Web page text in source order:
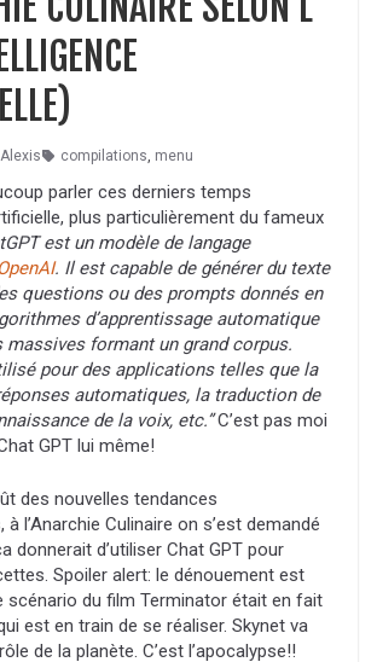
Alexis compilations, menu
parler ces derniers temps
plus particulièrement du fameux
est un modèle de langage
OpenAI. Il est capable de générer du texte
questions ou des prompts donnés en
d’apprentissage automatique
massives formant un grand corpus.
pour des applications telles que la
automatiques, la traduction de
de la voix, etc.”C’est pas moi
GPT lui même!
des nouvelles tendances
l’Anarchie Culinaire on s’est demandé
donnerait d’utiliser Chat GPT pour
Spoiler alert: le dénouement est
scénario du film Terminator était en fait
est en train de se réaliser. Skynet va
de la planète. C’est l’apocalypse!!